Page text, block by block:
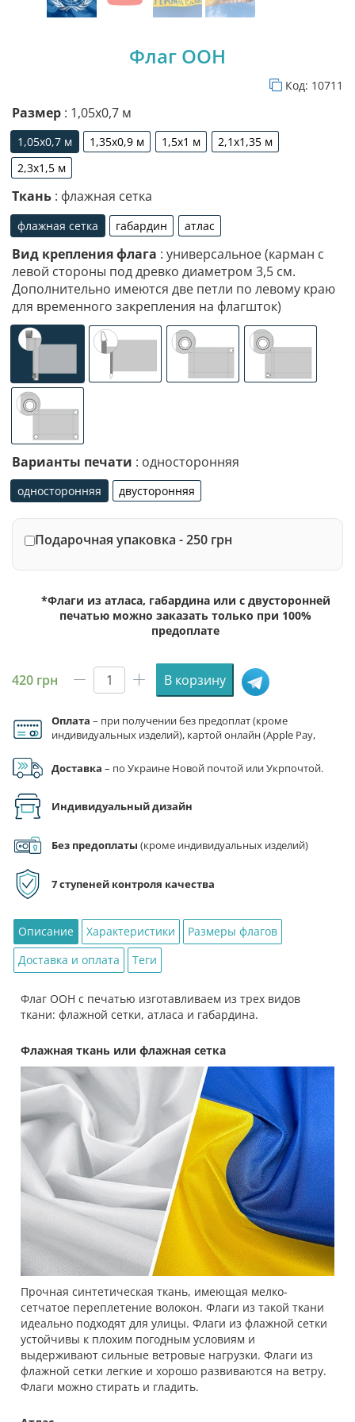
Флаг ООН
Код: 10711
Размер : 1,05х0,7 м
1,05х0,7 м
1,05х0,7 м
1,35х0,9 м
1,35х0,9 м
1,5х1 м
1,5х1 м
2,1х1,35 м
2,1х1,35 м
2,3х1,5 м
2,3х1,5 м
Ткань : флажная сетка
флажная сетка
флажная сетка
габардин
габардин
атлас
атлас
Вид крепления флага : универсальное (карман с
левой стороны под древко диаметром 3,5 см.
Дополнительно имеются две петли по левому краю
для временного закрепления на флагшток)
Варианты печати : односторонняя
односторонняя
односторонняя
двусторонняя
двусторонняя
Подарочная упаковка - 250 грн
*Флаги из атласа, габардина или с двусторонней
печатью можно заказать только при 100%
предоплате
420 грн
Количество
Флаг
ООН
В корзину
Оплата – при получении без предоплат (кроме
индивидуальных изделий), картой онлайн (Apple Pay,
Доставка – по Украине Новой почтой или Укрпочтой.
Индивидуальный дизайн
Без предоплаты (кроме индивидуальных изделий)
7 ступеней контроля качества
Описание Характеристики
Размеры флагов
Доставка и оплата
Теги
Флаг ООН с печатью изготавливаем из трех видов
ткани: флажной сетки, атласа и габардина.
Флажная ткань или флажная сетка
Прочная синтетическая ткань, имеющая мелко-
сетчатое переплетение волокон. Флаги из такой ткани
идеально подходят для улицы. Флаги из флажной сетки
устойчивы к плохим погодным условиям и
выдерживают сильные ветровые нагрузки. Флаги из
флажной сетки легкие и хорошо развиваются на ветру.
Флаги можно стирать и гладить.